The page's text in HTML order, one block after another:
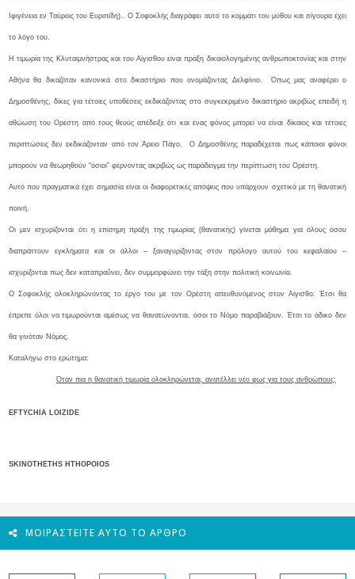
Ιφιγένεια εν Ταύροις του Ευριπίδη).. Ο Σοφοκλής διαγράφει αυτό το κομμάτι του μύθου και σίγουρα έχει
το λόγο του.
Η τιμωρία της Κλυταιμνήστρας και του Αίγισθου είναι πράξη δικαιολογημένης ανθρωποκτονίας και στην
Αθήνα θα δικαζόταν κανονικά στο δικαστήριο που ονομάζοντας Δελφίνιο. Όπως μας αναφέρει ο
Δημοσθένης, δίκες για τέτοιες υποθέσεις εκδικάζοντας στο συγκεκριμένο δικαστήριο ακριβώς επειδή η
αθώωση του Ορέστη από τους θεούς απέδειξε ότι και ένας φόνος μπορεί να είναι δίκαιος και τέτοιες
περιπτώσεις δεν εκδικάζονταν από τον Άρειο Πάγο. Ο Δημοσθένης παραδέχεται πως κάποιοι φόνοι
μπορούν να θεωρηθούν “όσιοι” φέρνοντας ακριβώς ως παράδειγμα την περίπτωση του Ορέστη.
Αυτό που πραγματικά έχει σημασία είναι οι διαφορετικές απόψεις που υπάρχουν σχετικά με τη θανατική
ποινή.
Οι μεν ισχυρίζονται ότι η επίσημη πράξη της τιμωρίας (θανατικής) γίνεται μάθημα για όλους όσου
διαπράττουν εγκλήματα και οι άλλοι – ξαναγυρίζοντας στον πρόλογο αυτού του κεφαλαίου –
ισχυρίζονται πως δεν καταπραΰνει, δεν συμμορφώνει την τάξη στην πολιτική κοινωνία.
Ο Σοφοκλής ολοκληρώνοντας το έργο του με τον Ορέστη απευθυνόμενος στον Αίγισθο: Έτσι θα
έπρεπε όλοι να τιμωρούνται αμέσως να θανατώνονται, όσοι το Νόμο παραβιάζουν. Έτσι το άδικο δεν
θα γινόταν Νόμος.
Καταλήγω στο ερώτημα:
Όταν πια η θανατική τιμωρία ολοκληρώνεται, ανατέλλει νέο φως για τους ανθρώπους;
EFTYCHIA LOIZIDE
SKINOTHETHS HTHOPOIOS
ΜΟΙΡΑΣΤΕΊΤΕ ΑΥΤΌ ΤΟ ΆΡΘΡΟ